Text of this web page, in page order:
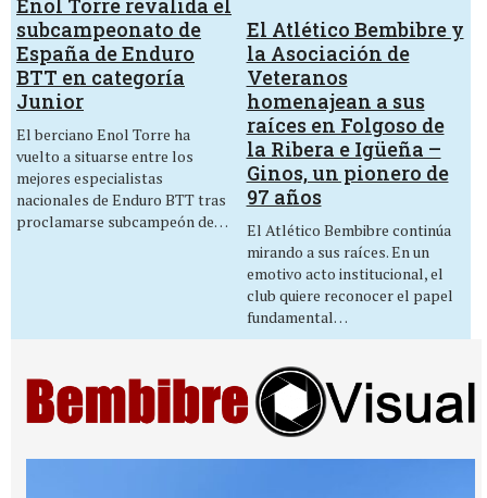
Enol Torre revalida el
subcampeonato de
España de Enduro
BTT en categoría
Junior
El berciano Enol Torre ha
vuelto a situarse entre los
mejores especialistas
nacionales de Enduro BTT tras
proclamarse subcampeón de…
El Atlético Bembibre y
la Asociación de
Veteranos
homenajean a sus
raíces en Folgoso de
la Ribera e Igüeña –
Ginos, un pionero de
97 años
El Atlético Bembibre continúa
mirando a sus raíces. En un
emotivo acto institucional, el
club quiere reconocer el papel
fundamental…